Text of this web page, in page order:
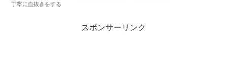
丁寧に血抜きをする
スポンサーリンク